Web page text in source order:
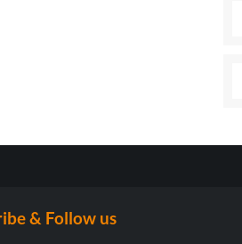
& Follow us